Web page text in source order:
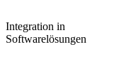
Integration in
Softwarelösungen